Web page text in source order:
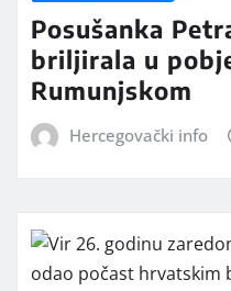
Posušanka
briljirala u
Rumunjskom
Hercegovački info